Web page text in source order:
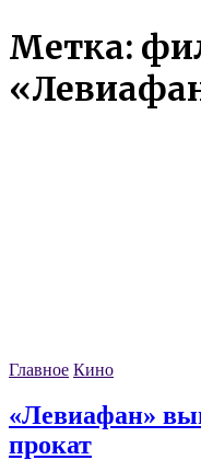
Метка:
Главное Кино
«Левиафан»
прокат